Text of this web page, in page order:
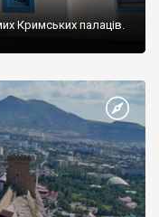
Кримських палаців.